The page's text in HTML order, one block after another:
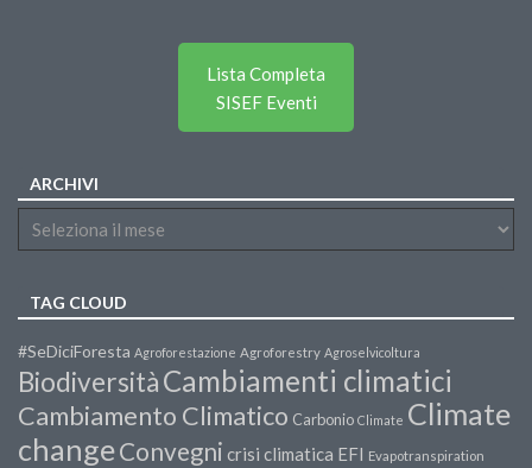
Lista Completa
SISEF Eventi
ARCHIVI
TAG CLOUD
#SeDiciForesta Agroforestazione Agroforestry Agroselvicoltura
BiodiversitàCambiamenti climatici
Cambiamento Climatico Carbonio Climate Climate
changeConvegni crisi climatica EFI Evapotranspiration